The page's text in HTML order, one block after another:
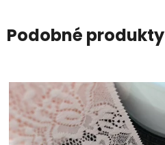
Podobné produkty